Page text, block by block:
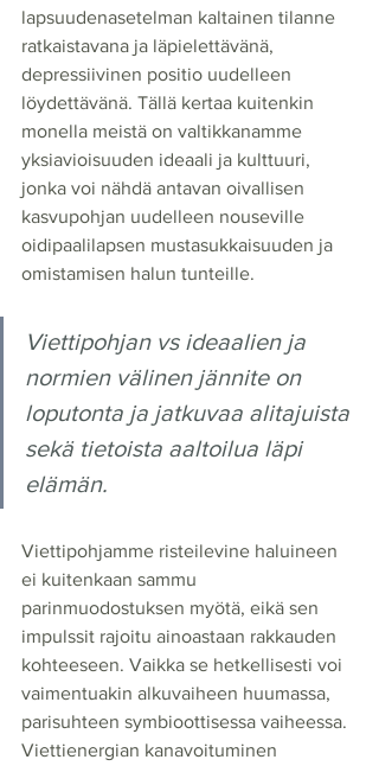
lapsuudenasetelman kaltainen tilanne
ratkaistavana ja läpielettävänä,
depressiivinen positio uudelleen
löydettävänä. Tällä kertaa kuitenkin
monella meistä on valtikkanamme
yksiavioisuuden ideaali ja kulttuuri,
jonka voi nähdä antavan oivallisen
kasvupohjan uudelleen nouseville
oidipaalilapsen mustasukkaisuuden ja
omistamisen halun tunteille.
Viettipohjan vs ideaalien ja
normien välinen jännite on
loputonta ja jatkuvaa alitajuista
sekä tietoista aaltoilua läpi
elämän.
Viettipohjamme risteilevine haluineen
ei kuitenkaan sammu
parinmuodostuksen myötä, eikä sen
impulssit rajoitu ainoastaan rakkauden
kohteeseen. Vaikka se hetkellisesti voi
vaimentuakin alkuvaiheen huumassa,
parisuhteen symbioottisessa vaiheessa.
Viettienergian kanavoituminen